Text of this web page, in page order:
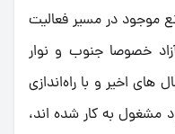
موجود در مسیر فعالیت
خصوصا جنوب و نوار
های اخیر و با راه‌اندازی
مشغول به کار شده اند،